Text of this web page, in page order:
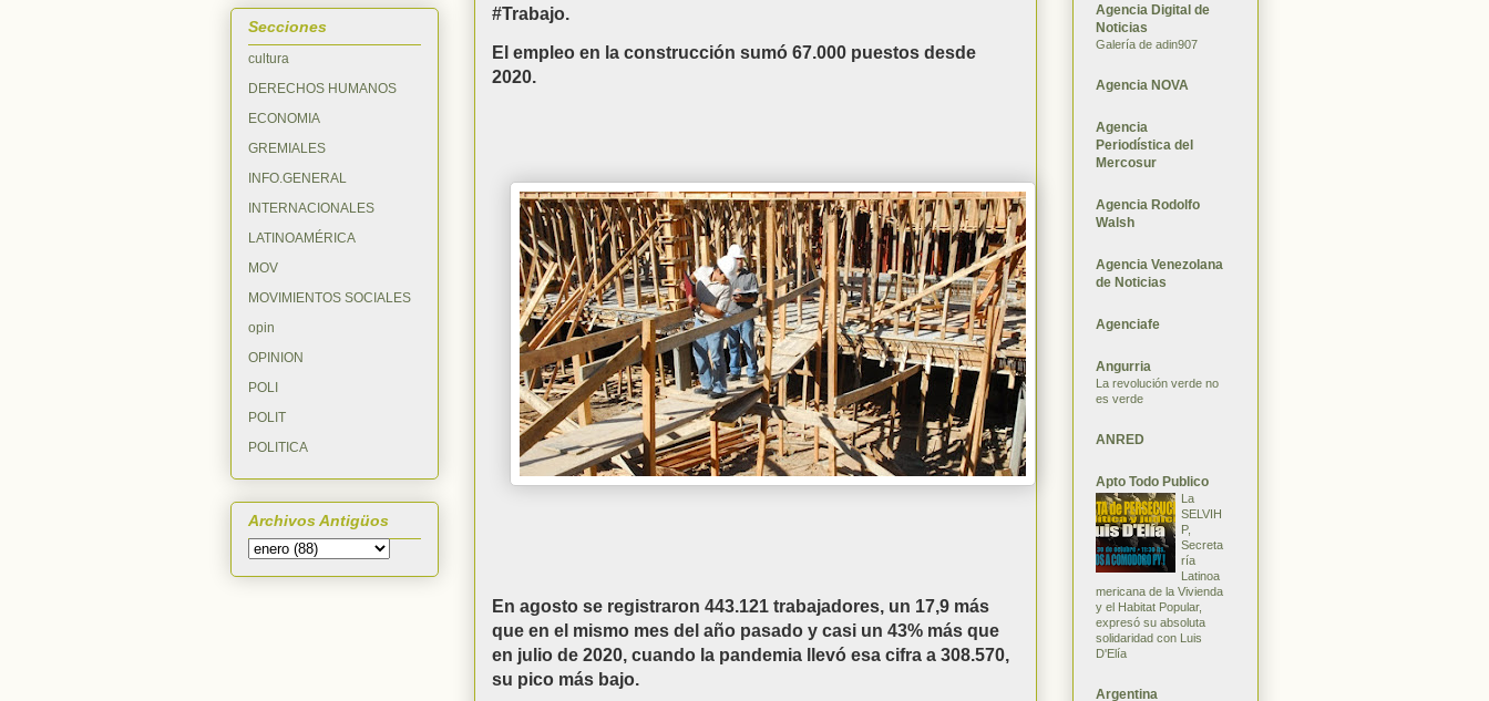
#Trabajo.
El empleo en la construcción sumó 67.000 puestos desde
2020.
En agosto se registraron 443.121 trabajadores, un 17,9 más
que en el mismo mes del año pasado y casi un 43% más que
en julio de 2020, cuando la pandemia llevó esa cifra a 308.570,
su pico más bajo.
Secciones
cultura
DERECHOS HUMANOS
ECONOMIA
GREMIALES
INFO.GENERAL
INTERNACIONALES
LATINOAMÉRICA
MOV
MOVIMIENTOS SOCIALES
opin
OPINION
POLI
POLIT
POLITICA
Archivos Antigüos
Agencia Digital de
Noticias
Galería de adin907
Agencia NOVA
Agencia
Periodística del
Mercosur
Agencia Rodolfo
Walsh
Agencia Venezolana
de Noticias
Agenciafe
Angurria
La revolución verde no
es verde
ANRED
Apto Todo Publico
La
SELVIH
P,
Secreta
ría
Latinoa
mericana de la Vivienda
y el Habitat Popular,
expresó su absoluta
solidaridad con Luis
D'Elía
Argentina